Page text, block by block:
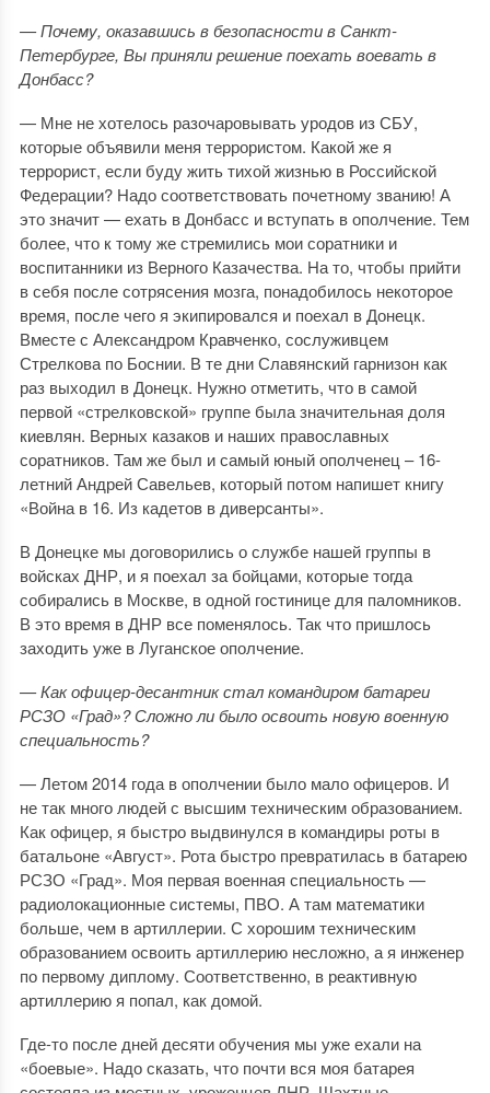
— Почему, оказавшись в безопасности в Санкт-
Петербурге, Вы приняли решение поехать воевать в
Донбасс?
— Мне не хотелось разочаровывать уродов из СБУ,
которые объявили меня террористом. Какой же я
террорист, если буду жить тихой жизнью в Российской
Федерации? Надо соответствовать почетному званию! А
это значит — ехать в Донбасс и вступать в ополчение. Тем
более, что к тому же стремились мои соратники и
воспитанники из Верного Казачества. На то, чтобы прийти
в себя после сотрясения мозга, понадобилось некоторое
время, после чего я экипировался и поехал в Донецк.
Вместе с Александром Кравченко, сослуживцем
Стрелкова по Боснии. В те дни Славянский гарнизон как
раз выходил в Донецк. Нужно отметить, что в самой
первой «стрелковской» группе была значительная доля
киевлян. Верных казаков и наших православных
соратников. Там же был и самый юный ополченец – 16-
летний Андрей Савельев, который потом напишет книгу
«Война в 16. Из кадетов в диверсанты».
В Донецке мы договорились о службе нашей группы в
войсках ДНР, и я поехал за бойцами, которые тогда
собирались в Москве, в одной гостинице для паломников.
В это время в ДНР все поменялось. Так что пришлось
заходить уже в Луганское ополчение.
— Как офицер-десантник стал командиром батареи
РСЗО «Град»? Сложно ли было освоить новую военную
специальность?
— Летом 2014 года в ополчении было мало офицеров. И
не так много людей с высшим техническим образованием.
Как офицер, я быстро выдвинулся в командиры роты в
батальоне «Август». Рота быстро превратилась в батарею
РСЗО «Град». Моя первая военная специальность —
радиолокационные системы, ПВО. А там математики
больше, чем в артиллерии. С хорошим техническим
образованием освоить артиллерию несложно, а я инженер
по первому диплому. Соответственно, в реактивную
артиллерию я попал, как домой.
Где-то после дней десяти обучения мы уже ехали на
«боевые». Надо сказать, что почти вся моя батарея